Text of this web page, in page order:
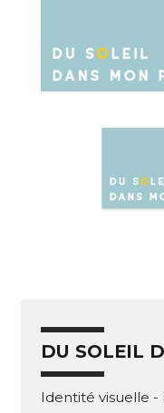
DU SOLEIL
Identité visuelle -